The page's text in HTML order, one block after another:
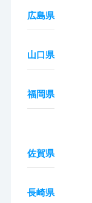
広島県
山口県
福岡県
佐賀県
長崎県